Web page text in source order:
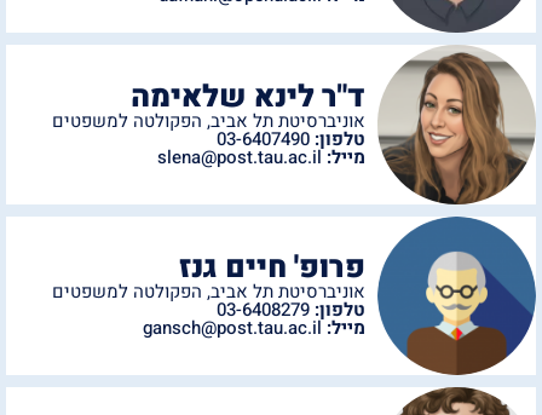
ד"ר לינא שלאימה
אוניברסיטת תל אביב, הפקולטה למשפטים
טלפון: 03-6407490
מייל:slena@post.tau.ac.il
פרופ' חיים גנז
אוניברסיטת תל אביב, הפקולטה למשפטים
טלפון: 03-6408279
מייל:gansch@post.tau.ac.il